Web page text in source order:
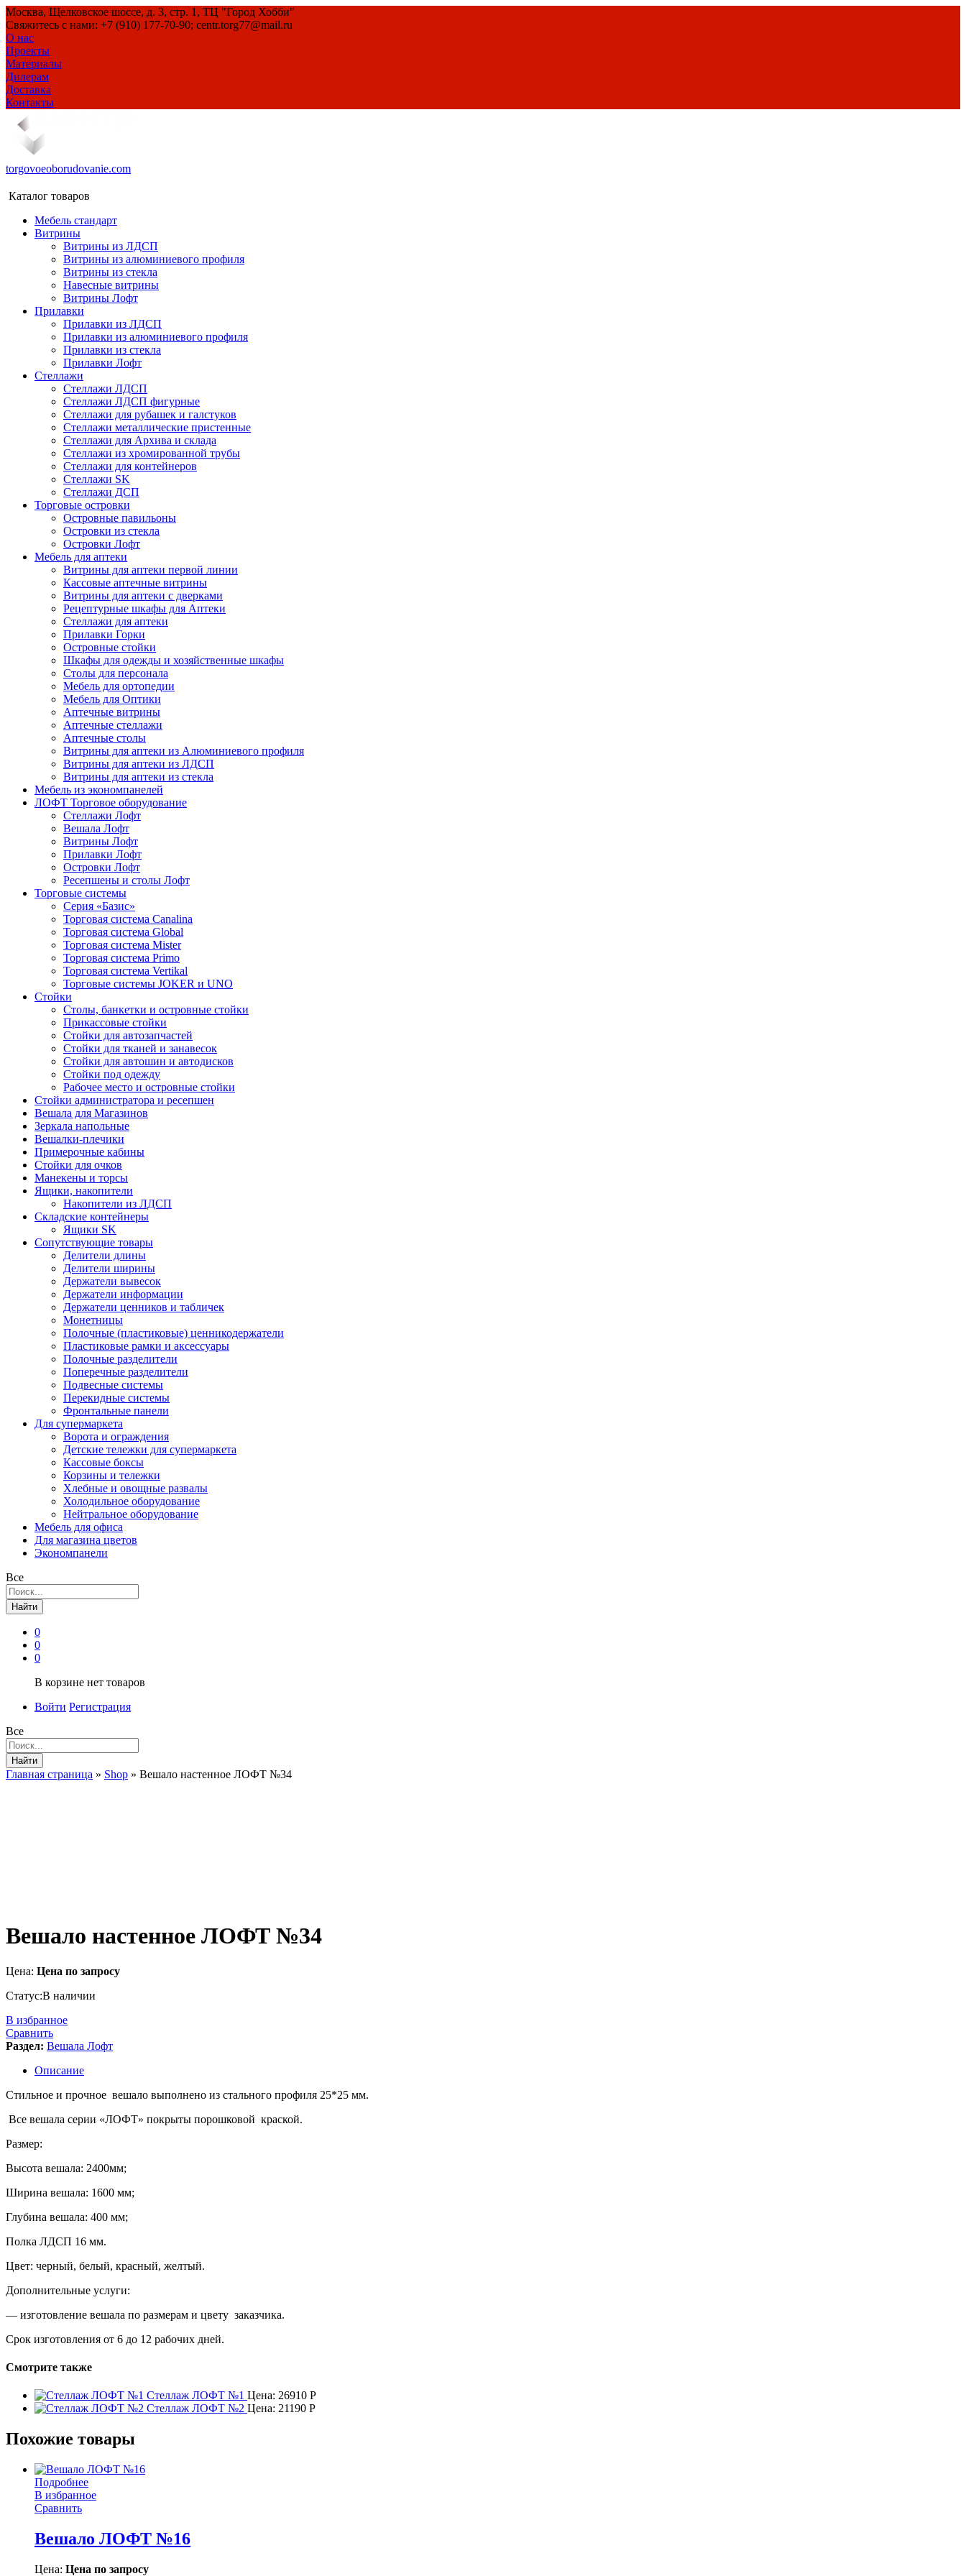
Москва, Щелковское шоссе, д. 3, стр. 1, ТЦ "Город Хобби"
Свяжитесь с нами: +7 (910) 177-70-90; centr.torg77@mail.ru
О нас
Проекты
Материалы
Дилерам
Доставка
Контакты
torgovoeoborudovanie.com
Каталог товаров
Мебель стандарт
Витрины
Витрины из ЛДСП
Витрины из алюминиевого профиля
Витрины из стекла
Навесные витрины
Витрины Лофт
Прилавки
Прилавки из ЛДСП
Прилавки из алюминиевого профиля
Прилавки из стекла
Прилавки Лофт
Стеллажи
Стеллажи ЛДСП
Стеллажи ЛДСП фигурные
Стеллажи для рубашек и галстуков
Стеллажи металлические пристенные
Стеллажи для Архива и склада
Стеллажи из хромированной трубы
Стеллажи для контейнеров
Стеллажи SK
Стеллажи ДСП
Торговые островки
Островные павильоны
Островки из стекла
Островки Лофт
Мебель для аптеки
Витрины для аптеки первой линии
Кассовые аптечные витрины
Витрины для аптеки с дверками
Рецептурные шкафы для Аптеки
Стеллажи для аптеки
Прилавки Горки
Островные стойки
Шкафы для одежды и хозяйственные шкафы
Столы для персонала
Мебель для ортопедии
Мебель для Оптики
Аптечные витрины
Аптечные стеллажи
Аптечные столы
Витрины для аптеки из Алюминиевого профиля
Витрины для аптеки из ЛДСП
Витрины для аптеки из стекла
Мебель из экономпанелей
ЛОФТ Торговое оборудование
Стеллажи Лофт
Вешала Лофт
Витрины Лофт
Прилавки Лофт
Островки Лофт
Ресепшены и столы Лофт
Торговые системы
Серия «Базис»
Торговая система Canalina
Торговая система Global
Торговая система Mister
Торговая система Primo
Торговая система Vertikal
Торговые системы JOKER и UNO
Стойки
Столы, банкетки и островные стойки
Прикассовые стойки
Стойки для автозапчастей
Стойки для тканей и занавесок
Стойки для автошин и автодисков
Стойки под одежду
Рабочее место и островные стойки
Стойки администратора и ресепшен
Вешала для Магазинов
Зеркала напольные
Вешалки-плечики
Примерочные кабины
Стойки для очков
Манекены и торсы
Ящики, накопители
Накопители из ЛДСП
Складские контейнеры
Ящики SK
Сопутствующие товары
Делители длины
Делители ширины
Держатели вывесок
Держатели информации
Держатели ценников и табличек
Монетницы
Полочные (пластиковые) ценникодержатели
Пластиковые рамки и аксессуары
Полочные разделители
Поперечные разделители
Подвесные системы
Перекидные системы
Фронтальные панели
Для супермаркета
Ворота и ограждения
Детские тележки для супермаркета
Кассовые боксы
Корзины и тележки
Хлебные и овощные развалы
Холодильное оборудование
Нейтральное оборудование
Мебель для офиса
Для магазина цветов
Экономпанели
Все
Найти
0
0
0
В корзине нет товаров
Войти Регистрация
Все
Найти
Главная страница » Shop » Вешало настенное ЛОФТ №34
Вешало настенное ЛОФТ №34
Цена: Цена по запросу
Статус:В наличии
В избранное
Сравнить
Раздел: Вешала Лофт
Описание
Стильное и прочное вешало выполнено из стального профиля 25*25 мм.
Все вешала серии «ЛОФТ» покрыты порошковой краской.
Размер:
Высота вешала: 2400мм;
Ширина вешала: 1600 мм;
Глубина вешала: 400 мм;
Полка ЛДСП 16 мм.
Цвет: черный, белый, красный, желтый.
Дополнительные услуги:
— изготовление вешала по размерам и цвету заказчика.
Срок изготовления от 6 до 12 рабочих дней.
Смотрите также
Стеллаж ЛОФТ №1 Цена: 26910 Р
Стеллаж ЛОФТ №2 Цена: 21190 Р
Похожие товары
Подробнее
В избранное
Сравнить
Вешало ЛОФТ №16
Цена: Цена по запросу